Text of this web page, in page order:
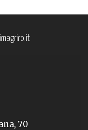
70